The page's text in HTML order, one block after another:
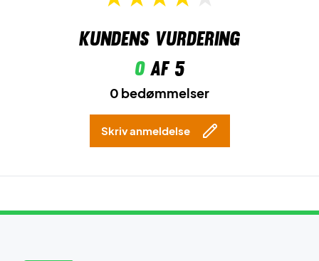
Kundens vurdering
0af 5
0 bedømmelser
Skriv anmeldelse